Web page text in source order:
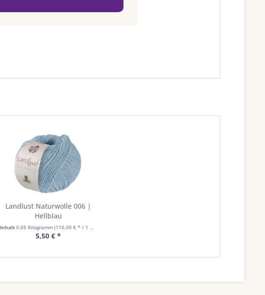
Landlust Naturwolle 006 |
Hellblau
Inhalt 0.05 Kilogramm (110,00 € * / 1 Kilogramm)
5,50 € *